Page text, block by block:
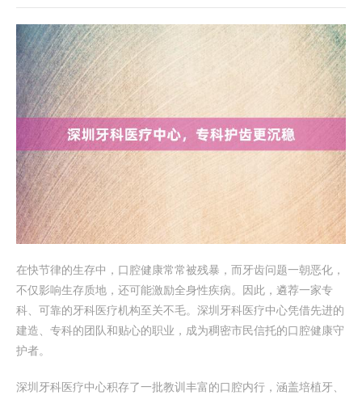
在快节律的生存中，口腔健康常常被残暴，而牙齿问题一朝恶化，
不仅影响生存质地，还可能激励全身性疾病。因此，遴荐一家专
科、可靠的牙科医疗机构至关不毛。深圳牙科医疗中心凭借先进的
建造、专科的团队和贴心的职业，成为稠密市民信托的口腔健康守
护者。
深圳牙科医疗中心积存了一批教训丰富的口腔内行，涵盖培植牙、